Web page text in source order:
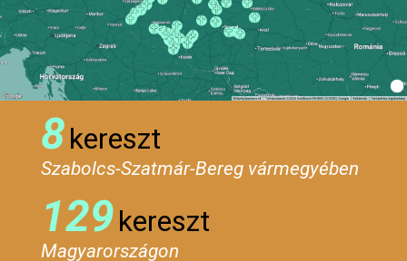
8kereszt
Szabolcs-Szatmár-Bereg vármegyében
129kereszt
Magyarországon